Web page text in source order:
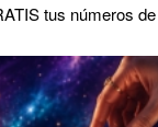
tus números